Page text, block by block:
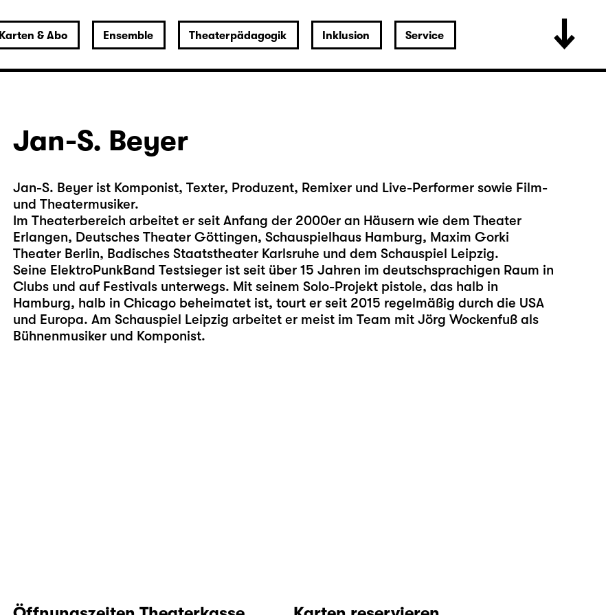
Karten & Abo Ensemble Theaterpädagogik Inklusion Service
Jan-S. Beyer
Jan-S. Beyer ist Komponist, Texter, Produzent, Remixer und Live-Performer sowie Film-
und Theatermusiker.
Im Theaterbereich arbeitet er seit Anfang der 2000er an Häusern wie dem Theater
Erlangen, Deutsches Theater Göttingen, Schauspielhaus Hamburg, Maxim Gorki
Theater Berlin, Badisches Staatstheater Karlsruhe und dem Schauspiel Leipzig.
Seine ElektroPunkBand Testsieger ist seit über 15 Jahren im deutschsprachigen Raum in
Clubs und auf Festivals unterwegs. Mit seinem Solo-Projekt pistole, das halb in
Hamburg, halb in Chicago beheimatet ist, tourt er seit 2015 regelmäßig durch die USA
und Europa. Am Schauspiel Leipzig arbeitet er meist im Team mit Jörg Wockenfuß als
Bühnenmusiker und Komponist.